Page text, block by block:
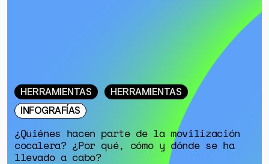
HERRAMIENTAS
HERRAMIENTAS
INFOGRAFÍAS
¿Quiénes hacen parte de la movilización
cocalera? ¿Por qué, cómo y dónde se ha
llevado a cabo?